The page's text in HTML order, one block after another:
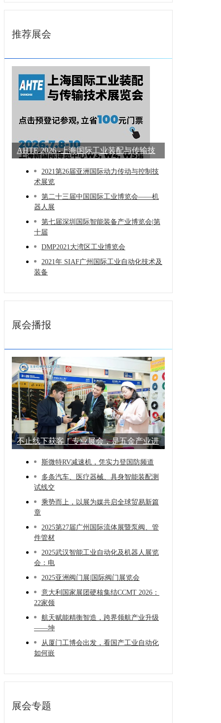
推荐展会
AHTE 2026 -上海国际工业装配与传输技
2021第26届亚洲国际动力传动与控制技
术展览
第二十三届中国国际工业博览会——机
器人展
第七届深圳国际智能装备产业博览会|第
十届
DMP2021大湾区工业博览会
2021年 SIAF广州国际工业自动化技术及
装备
展会播报
不止线下获客！专业展会，是五金产业进
斯微特RV减速机，凭实力登国防频道
多条汽车、医疗器械、具身智能装配测
试线交
乘势而上，以展为媒共启全球贸易新篇
章
2025第27届广州国际流体展暨泵阀、管
件管材
2025武汉智能工业自动化及机器人展览
会：电
2025亚洲阀门展|国际阀门展览会
意大利国家展团硬核集结CCMT 2026：
22家领
航天赋能精衡智造，跨界领航产业升级
——坤
从厦门工博会出发，看国产工业自动化
如何嵌
展会专题